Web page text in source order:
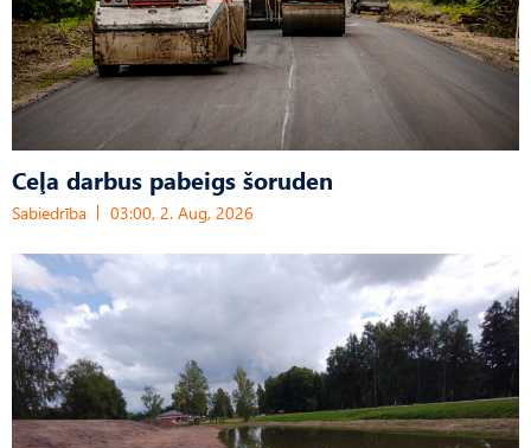
Ceļa darbus pabeigs šoruden
Sabiedrība 03:00, 2. Aug, 2026